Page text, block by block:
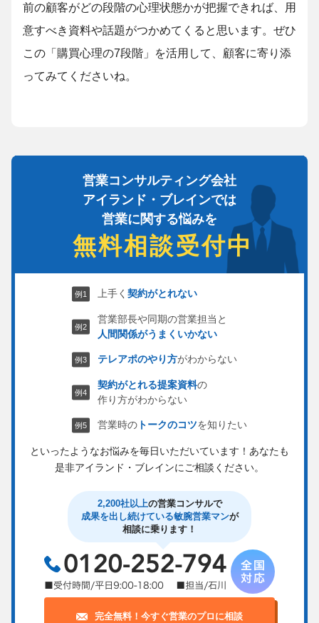
前の顧客がどの段階の心理状態かが把握できれば、用
意すべき資料や話題がつかめてくると思います。ぜひ
この「購買心理の7段階」を活用して、顧客に寄り添
ってみてくださいね。
営業コンサルティング会社
アイランド・ブレインでは
営業に関する悩みを
無料相談受付中
上手く契約がとれない
営業部長や同期の営業担当と
人間関係がうまくいかない
テレアポのやり方がわからない
契約がとれる提案資料の
作り方がわからない
営業時の トークのコツを知りたい
といったようなお悩みを毎日いただいています！ あなたも
是非アイランド・ブレインにご相談ください。
2,200社以上の営業コンサルで
成果を出し続けている敏腕営業マンが
相談に乗ります！
完全無料！今すぐ営業のプロに相談